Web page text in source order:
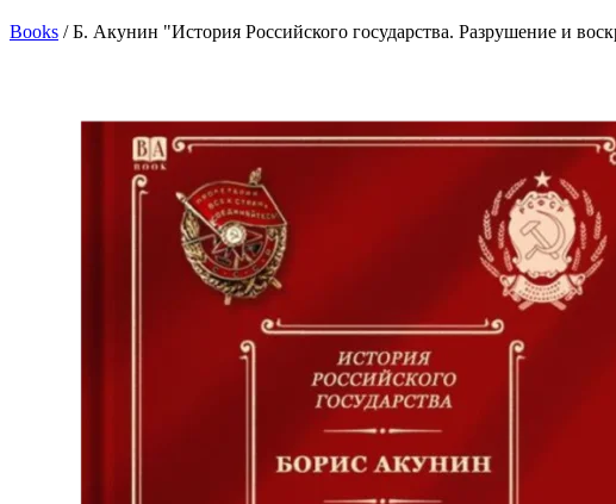
Books / Б. Акунин "История Российского государства. Разрушение и